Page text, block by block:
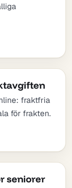
fraktfria
för frakten.
seniorer